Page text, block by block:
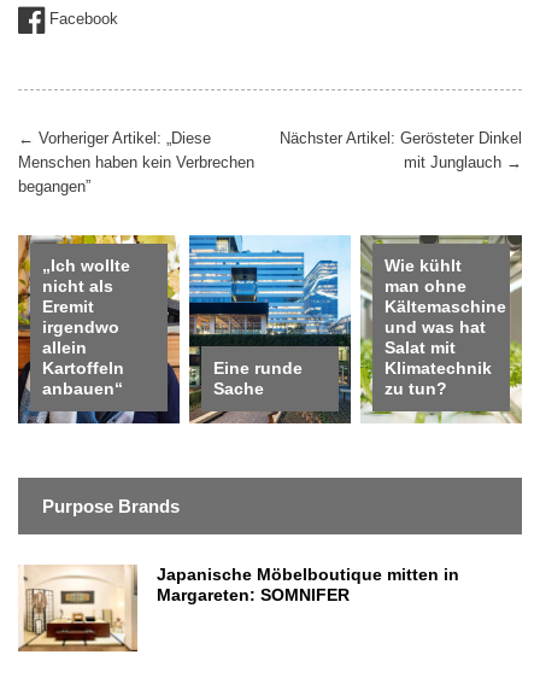
Facebook
← Vorheriger Artikel: „Diese
Menschen haben kein Verbrechen
begangen”
Nächster Artikel: Gerösteter Dinkel
mit Junglauch →
„Ich wollte
nicht als
Eremit
irgendwo
allein
Kartoffeln
anbauen“
Eine runde
Sache
Wie kühlt
man ohne
Kältemaschine
und was hat
Salat mit
Klimatechnik
zu tun?
Purpose Brands
Japanische Möbelboutique mitten in
Margareten: SOMNIFER